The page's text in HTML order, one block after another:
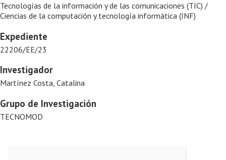
Tecnologías de la información y de las comunicaciones (TIC) /
Ciencias de la computación y tecnología informática (INF)
Expediente
22206/EE/23
Investigador
Martínez Costa, Catalina
Grupo de Investigación
TECNOMOD